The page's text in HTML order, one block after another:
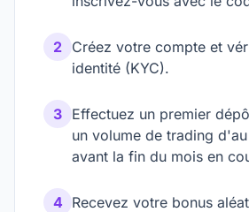
2 Créez votre compte et
identité (KYC).
3 Effectuez un premier
un volume de trading
avant la fin du mois en
4 Recevez votre bonus